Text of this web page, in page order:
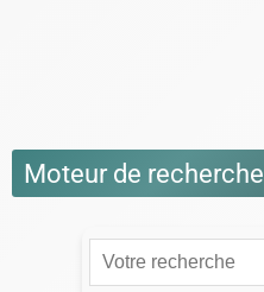
Moteur de recherche